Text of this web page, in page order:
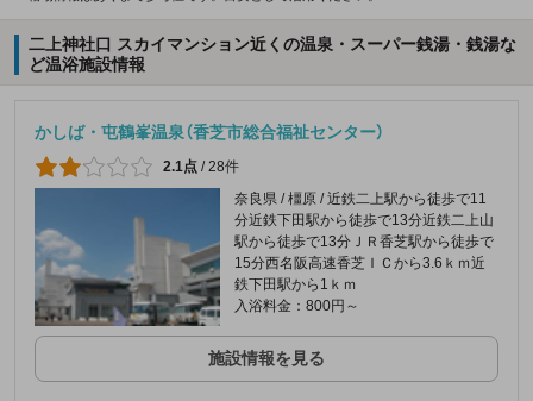
二上神社口 スカイマンション近くの温泉・スーパー銭湯・銭湯な
ど温浴施設情報
かしば・屯鶴峯温泉（香芝市総合福祉センター）
2.1点 / 28件
奈良県 / 橿原 / 近鉄二上駅から徒歩で11
分近鉄下田駅から徒歩で13分近鉄二上山
駅から徒歩で13分ＪＲ香芝駅から徒歩で
15分西名阪高速香芝ＩＣから3.6ｋｍ近
鉄下田駅から1ｋｍ
入浴料金：800円～
施設情報を見る